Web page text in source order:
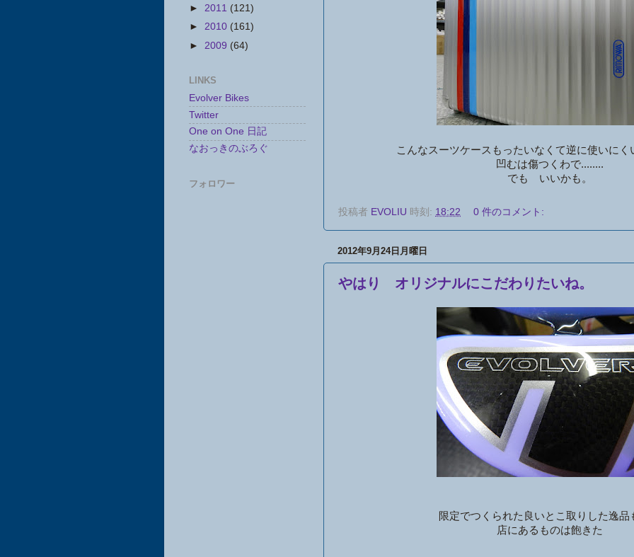
こんなスーツケースもったいなくて逆に使いにく
凹むは傷つくわで........
でも いいかも。
投稿者 EVOLIU 時刻: 18:22 0 件のコメント:
2012年9月24日月曜日
やはり オリジナルにこだわりたいね。
限定でつくられた良いとこ取りした逸品
店にあるものは飽きた
► 2011 (121)
► 2010 (161)
► 2009 (64)
LINKS
Evolver Bikes
Twitter
One on One 日記
なおっきのぶろぐ
フォロワー